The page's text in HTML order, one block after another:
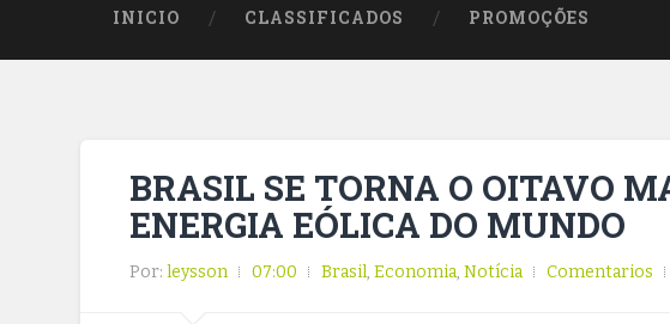
INICIO CLASSIFICADOS PROMOÇÕES
BRASIL SE TORNA O OITAVO
ENERGIA EÓLICA DO MUNDO
Por:leysson 07:00 Brasil,Economia,Notícia Comentarios